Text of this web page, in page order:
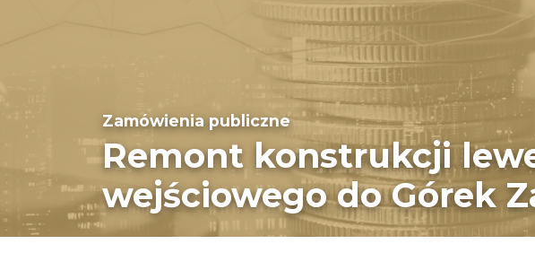
Zamówienia publiczne
Remont konstrukcji
wejściowego do Górek